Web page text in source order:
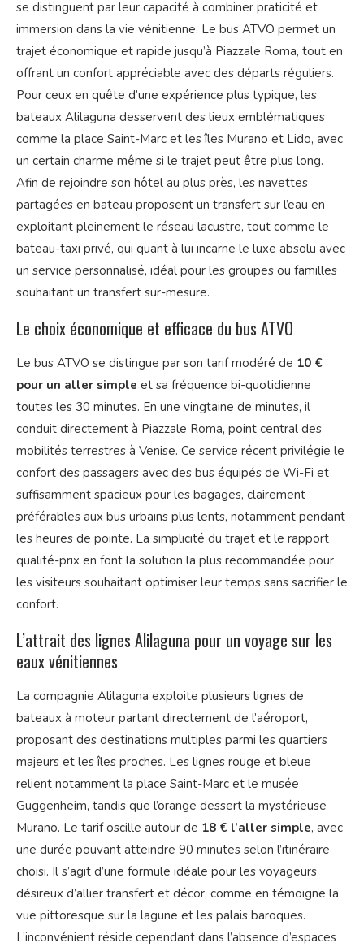
se distinguent par leur capacité à combiner praticité et
immersion dans la vie vénitienne. Le bus ATVO permet un
trajet économique et rapide jusqu’à Piazzale Roma, tout en
offrant un confort appréciable avec des départs réguliers.
Pour ceux en quête d’une expérience plus typique, les
bateaux Alilaguna desservent des lieux emblématiques
comme la place Saint-Marc et les îles Murano et Lido, avec
un certain charme même si le trajet peut être plus long.
Afin de rejoindre son hôtel au plus près, les navettes
partagées en bateau proposent un transfert sur l’eau en
exploitant pleinement le réseau lacustre, tout comme le
bateau-taxi privé, qui quant à lui incarne le luxe absolu avec
un service personnalisé, idéal pour les groupes ou familles
souhaitant un transfert sur-mesure.
Le choix économique et efficace du bus ATVO
Le bus ATVO se distingue par son tarif modéré de 10 €
pour un aller simple et sa fréquence bi-quotidienne
toutes les 30 minutes. En une vingtaine de minutes, il
conduit directement à Piazzale Roma, point central des
mobilités terrestres à Venise. Ce service récent privilégie le
confort des passagers avec des bus équipés de Wi-Fi et
suffisamment spacieux pour les bagages, clairement
préférables aux bus urbains plus lents, notamment pendant
les heures de pointe. La simplicité du trajet et le rapport
qualité-prix en font la solution la plus recommandée pour
les visiteurs souhaitant optimiser leur temps sans sacrifier le
confort.
L’attrait des lignes Alilaguna pour un voyage sur les
eaux vénitiennes
La compagnie Alilaguna exploite plusieurs lignes de
bateaux à moteur partant directement de l’aéroport,
proposant des destinations multiples parmi les quartiers
majeurs et les îles proches. Les lignes rouge et bleue
relient notamment la place Saint-Marc et le musée
Guggenheim, tandis que l’orange dessert la mystérieuse
Murano. Le tarif oscille autour de 18 € l’aller simple, avec
une durée pouvant atteindre 90 minutes selon l’itinéraire
choisi. Il s’agit d’une formule idéale pour les voyageurs
désireux d’allier transfert et décor, comme en témoigne la
vue pittoresque sur la lagune et les palais baroques.
L’inconvénient réside cependant dans l’absence d’espaces